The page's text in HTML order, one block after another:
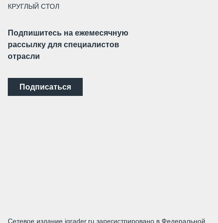
КРУГЛЫЙ СТОЛ
Подпишитесь на ежемесячную
рассылку для специалистов
отрасли
Подписаться
Сетевое издание igrader.ru зарегистрировано в Федеральной